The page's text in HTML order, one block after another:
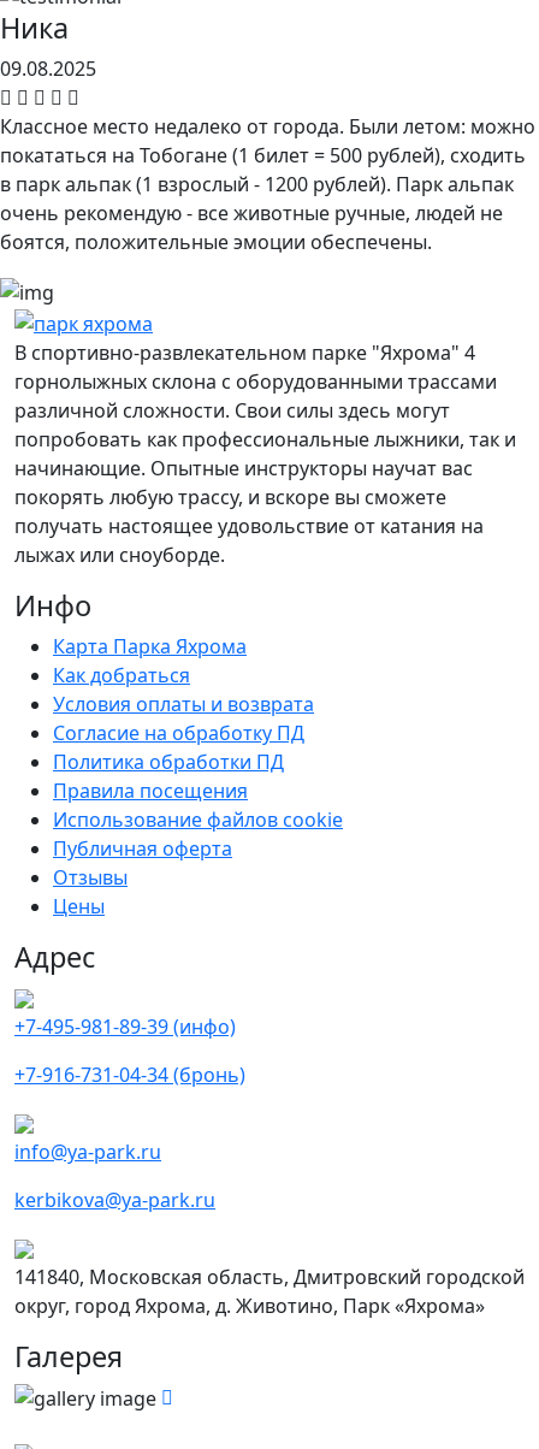
Ника
09.08.2025
Классное место недалеко от города. Были летом: можно
покататься на Тобогане (1 билет = 500 рублей), сходить
в парк альпак (1 взрослый - 1200 рублей). Парк альпак
очень рекомендую - все животные ручные, людей не
боятся, положительные эмоции обеспечены.
В спортивно-развлекательном парке "Яхрома" 4
горнолыжных склона с оборудованными трассами
различной сложности. Свои силы здесь могут
попробовать как профессиональные лыжники, так и
начинающие. Опытные инструкторы научат вас
покорять любую трассу, и вскоре вы сможете
получать настоящее удовольствие от катания на
лыжах или сноуборде.
Инфо
Карта Парка Яхрома
Как добраться
Условия оплаты и возврата
Согласие на обработку ПД
Политика обработки ПД
Правила посещения
Использование файлов cookie
Публичная оферта
Отзывы
Цены
Адрес
+7-495-981-89-39 (инфо)
+7-916-731-04-34 (бронь)
info@ya-park.ru
kerbikova@ya-park.ru
141840, Московская область, Дмитровский городской
округ, город Яхрома, д. Животино, Парк «Яхрома»
Галерея